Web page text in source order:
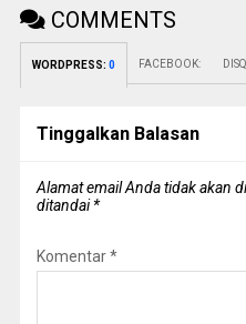
COMMENTS
WORDPRESS: 0 FACEBOOK:
Tinggalkan Balasan
Alamat email Anda tidak akan
ditandai*
Komentar*